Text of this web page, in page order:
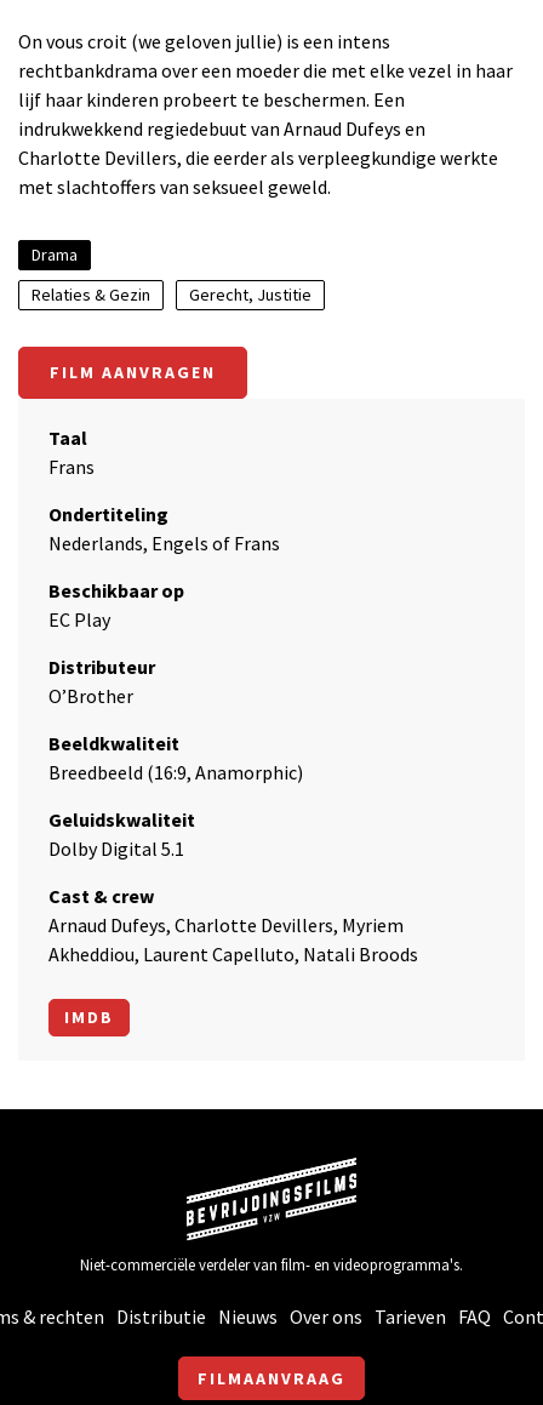
On vous croit (we geloven jullie) is een intens
rechtbankdrama over een moeder die met elke vezel in haar
lijf haar kinderen probeert te beschermen. Een
indrukwekkend regiedebuut van Arnaud Dufeys en
Charlotte Devillers, die eerder als verpleegkundige werkte
met slachtoffers van seksueel geweld.
Drama
Relaties & Gezin
Gerecht, Justitie
FILM AANVRAGEN
Taal
Frans
Ondertiteling
Nederlands, Engels of Frans
Beschikbaar op
EC Play
Distributeur
O’Brother
Beeldkwaliteit
Breedbeeld (16:9, Anamorphic)
Geluidskwaliteit
Dolby Digital 5.1
Cast & crew
Arnaud Dufeys, Charlotte Devillers, Myriem
Akheddiou, Laurent Capelluto, Natali Broods
IMDB
Niet-commerciële verdeler van film- en videoprogramma's.
& rechten Distributie Nieuws Over ons Tarieven FAQ
FILMAANVRAAG